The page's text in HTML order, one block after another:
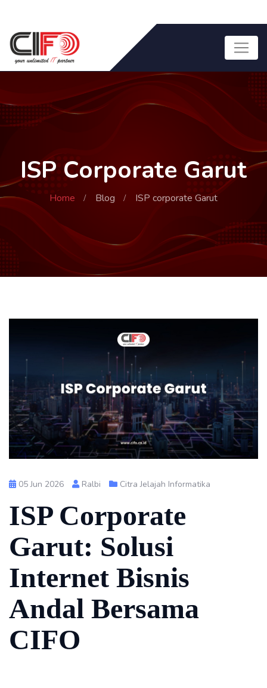
ISP Corporate Garut
Home Blog ISP corporate Garut
05 Jun 2026 Ralbi Citra Jelajah Informatika
ISP Corporate
Garut: Solusi
Internet Bisnis
Andal Bersama
CIFO